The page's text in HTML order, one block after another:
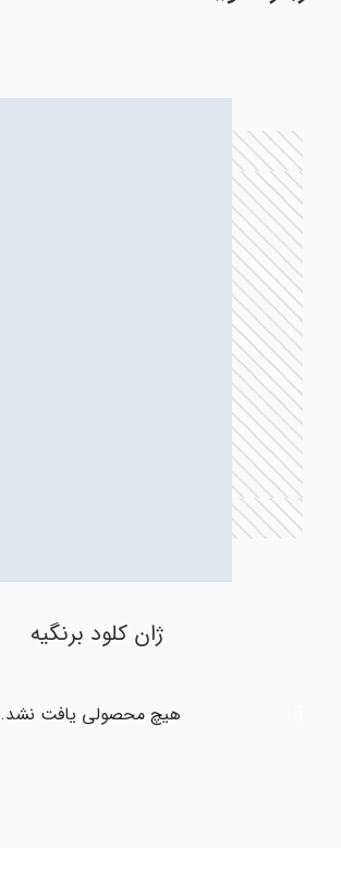
ژان کلود برنگیه
هیچ محصولی یافت نشد.